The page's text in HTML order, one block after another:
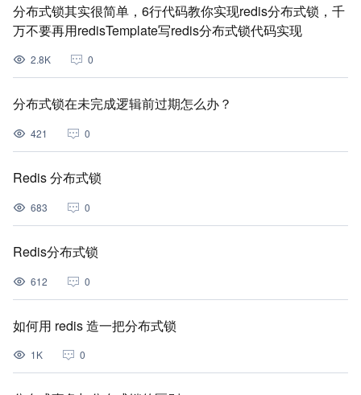
分布式锁其实很简单，6行代码教你实现redis分布式锁，千
万不要再用redisTemplate写redis分布式锁代码实现
2.8K 0
分布式锁在未完成逻辑前过期怎么办？
421 0
Redis 分布式锁
683 0
Redis分布式锁
612 0
如何用 redis 造一把分布式锁
1K 0